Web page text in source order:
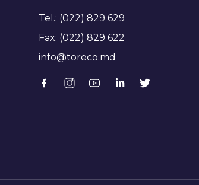
Tel.: (022) 829 629
Fax: (022) 829 622
info@toreco.md